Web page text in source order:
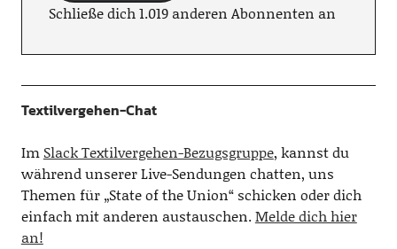
Schließe dich 1.019 anderen Abonnenten an
Textilvergehen-Chat
Im Slack Textilvergehen-Bezugsgruppe, kannst du
während unserer Live-Sendungen chatten, uns
Themen für „State of the Union“ schicken oder dich
einfach mit anderen austauschen.Melde dich hier
an!